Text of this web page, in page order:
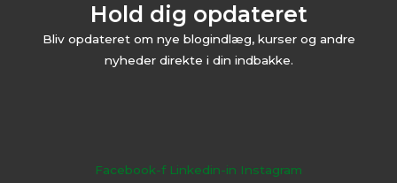
Hold dig opdateret
Bliv opdateret om nye blogindlæg, kurser og andre
nyheder direkte i din indbakke.
Facebook-f Linkedin-in Instagram